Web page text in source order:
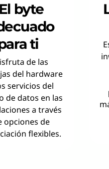
El byte
ti
de las
del hardware
servicios del
de datos en las
a través
opciones de
flexibles.